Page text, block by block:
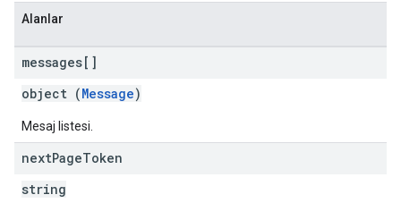
Alanlar
messages[]
object (Message)
Mesaj listesi.
nextPageToken
string